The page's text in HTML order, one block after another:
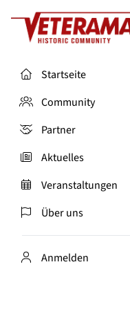
Startseite
Community
Partner
Aktuelles
Veranstaltungen
Über uns
Anmelden